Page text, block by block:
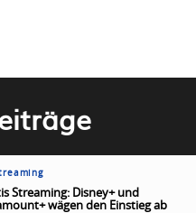
Streaming: Disney+ und
wägen den Einstieg ab